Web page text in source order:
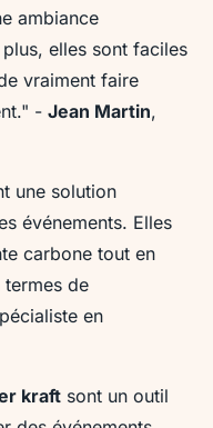
ambiance
elles sont faciles
vraiment faire
- Jean Martin,
une solution
événements. Elles
carbone tout en
de
en
kraft sont un outil